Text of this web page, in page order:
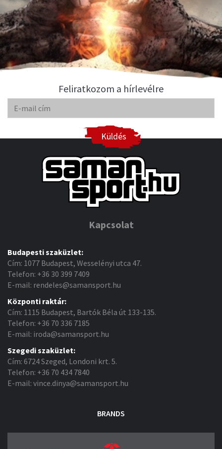
Feliratkozom a hírlevélre
Küldés
Kapcsolat
Budapesti szaküzlet:
Cím: 1077 Budapest, Wesselényi utca 47.
Telefon: +36 30 399 7409
E-mail: rendeles@samansport.hu
Központi raktár:
Cím: 1115 Budapest, Bartók Béla út 133-135.
Telefon: +36 70 336 7185
E-mail: iroda@samansport.hu
Szegedi szaküzlet:
Cím: 6724 Szeged, Londoni krt. 5.
Telefon: +36 70 434 7840
E-mail: vince.dinya@samansport.hu
BRANDS